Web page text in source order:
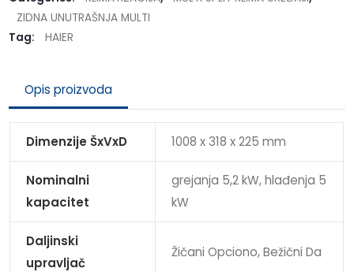
ZIDNA UNUTRAŠNJA MULTI
Tag:
HAIER
Opis proizvoda
Dimenzije ŠxVxD 1008 x 318 x 225 mm
Nominalni
kapacitet
grejanja 5,2 kW, hlađenja 5
kW
Daljinski
upravljač
Žičani Opciono, Bežični Da